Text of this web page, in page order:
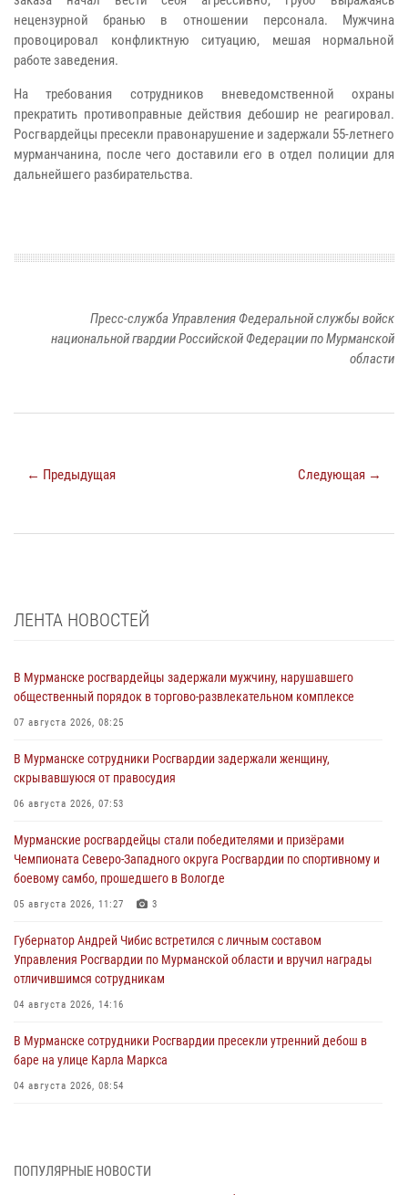
нецензурной бранью в отношении персонала. Мужчина
провоцировал конфликтную ситуацию, мешая нормальной
работе заведения.
На требования сотрудников вневедомственной охраны
прекратить противоправные действия дебошир не реагировал.
Росгвардейцы пресекли правонарушение и задержали 55-летнего
мурманчанина, после чего доставили его в отдел полиции для
дальнейшего разбирательства.
Пресс-служба Управления Федеральной службы войск
национальной гвардии Российской Федерации по Мурманской
области
← Предыдущая Следующая →
ЛЕНТА НОВОСТЕЙ
В Мурманске росгвардейцы задержали мужчину, нарушавшего
общественный порядок в торгово-развлекательном комплексе
07 августа 2026, 08:25
В Мурманске сотрудники Росгвардии задержали женщину,
скрывавшуюся от правосудия
06 августа 2026, 07:53
Мурманские росгвардейцы стали победителями и призёрами
Чемпионата Северо-Западного округа Росгвардии по спортивному и
боевому самбо, прошедшего в Вологде
05 августа 2026, 11:27 3
Губернатор Андрей Чибис встретился с личным составом
Управления Росгвардии по Мурманской области и вручил награды
отличившимся сотрудникам
04 августа 2026, 14:16
В Мурманске сотрудники Росгвардии пресекли утренний дебош в
баре на улице Карла Маркса
04 августа 2026, 08:54
03 августа 2026, 12:23 4
ПОПУЛЯРНЫЕ НОВОСТИ